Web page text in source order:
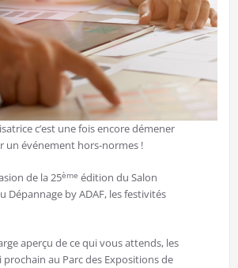
c’est une fois encore démener
un événement hors-normes !
de la 25ème édition du Salon
Dépannage by ADAF, les festivités
aperçu de ce qui vous attends, les
prochain au Parc des Expositions de